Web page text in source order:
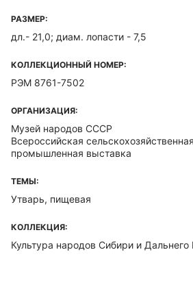
РАЗМЕР:
дл.- 21,0; диам. лопасти - 7,5
КОЛЛЕКЦИОННЫЙ НОМЕР:
РЭМ 8761-7502
ОРГАНИЗАЦИЯ:
Музей народов СССР
Всероссийская
промышленная выставка
ТЕМЫ:
Утварь, пищевая
КОЛЛЕКЦИЯ:
Культура народов Сибири и Дальнего